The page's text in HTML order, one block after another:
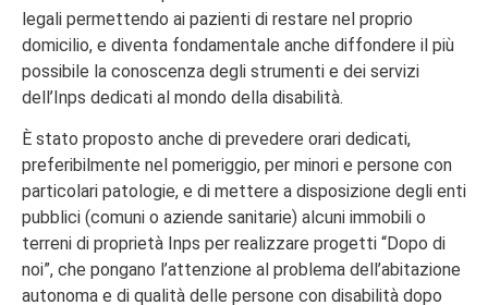
legali permettendo ai pazienti di restare nel proprio
domicilio, e diventa fondamentale anche diffondere il più
possibile la conoscenza degli strumenti e dei servizi
dell’Inps dedicati al mondo della disabilità.
È stato proposto anche di prevedere orari dedicati,
preferibilmente nel pomeriggio, per minori e persone con
particolari patologie, e di mettere a disposizione degli enti
pubblici (comuni o aziende sanitarie) alcuni immobili o
terreni di proprietà Inps per realizzare progetti “Dopo di
noi”, che pongano l’attenzione al problema dell’abitazione
autonoma e di qualità delle persone con disabilità dopo